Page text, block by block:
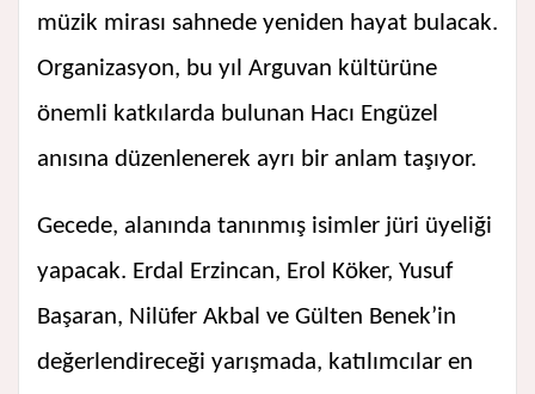
müzik mirası sahnede yeniden hayat bulacak.
Organizasyon, bu yıl Arguvan kültürüne
önemli katkılarda bulunan Hacı Engüzel
anısına düzenlenerek ayrı bir anlam taşıyor.
Gecede, alanında tanınmış isimler jüri üyeliği
yapacak. Erdal Erzincan, Erol Köker, Yusuf
Başaran, Nilüfer Akbal ve Gülten Benek’in
değerlendireceği yarışmada, katılımcılar en